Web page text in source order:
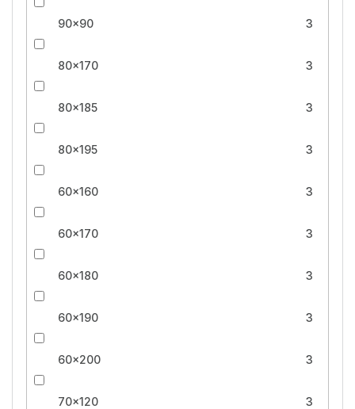
90x90 3
80x170 3
80x185 3
80x195 3
60x160 3
60x170 3
60x180 3
60x190 3
60x200 3
70x120 3